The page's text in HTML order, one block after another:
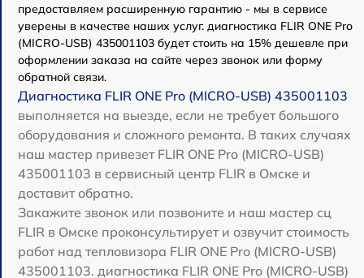
предоставляем расширенную гарантию - мы в сервисе
уверены в качестве наших услуг. диагностика FLIR ONE Pro
(MICRO-USB) 435001103 будет стоить на 15% дешевле при
оформлении заказа на сайте через звонок или форму
обратной связи.
Диагностика FLIR ONE Pro (MICRO-USB) 435001103
выполняется на выезде, если не требует большого
оборудования и сложного ремонта. В таких случаях
наш мастер привезет FLIR ONE Pro (MICRO-USB)
435001103 в сервисный центр FLIR в Омске и
доставит обратно.
Закажите звонок или позвоните и наш мастер сц
FLIR в Омске проконсультирует и озвучит стоимость
работ над тепловизора FLIR ONE Pro (MICRO-USB)
435001103. диагностика FLIR ONE Pro (MICRO-USB)